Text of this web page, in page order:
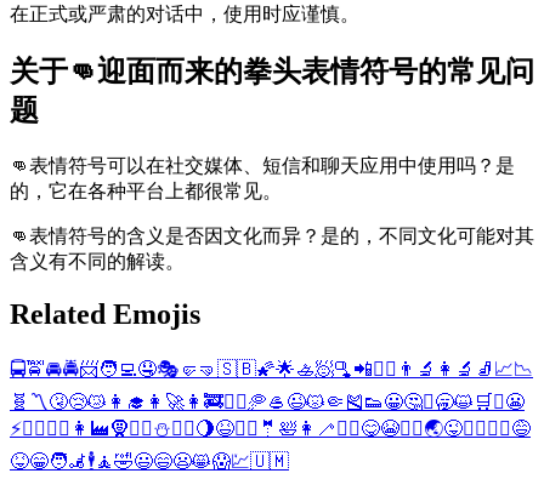
在正式或严肃的对话中，使用时应谨慎。
关于👊迎面而来的拳头表情符号的常见问
题
👊表情符号可以在社交媒体、短信和聊天应用中使用吗？是
的，它在各种平台上都很常见。
👊表情符号的含义是否因文化而异？是的，不同文化可能对其
含义有不同的解读。
Related Emojis
🚍🚖🚘🚔📨🧑‍💻🤤🎭 🤛 🤜 🇸🇧🌠🌟🚣🧖🫗 📲👰‍♀️ 👨‍🔬 👩‍🔬 🧦 📈📉
🧬 〽️🤧😢😿 👩‍🎓 👩‍🚀 👩‍🚒🧍‍♀️🥏🥌 😉😾🤏 🎽👟😀🤔☹️🥱😺 🛒 ♻️😬
⚡🙅‍♀️ 🙆‍♀️ 👩‍🏭🧕🏋️‍♀️⛄🚣‍♂️🌖😆🚣‍♀️ 🤵 🛀 👩‍🦯 👯‍♀️😋😭⛹️‍♂️🌏😜🧖‍♂️ 🧖‍♀️😅
😝😁🧑‍🦼🕴️🧘🤣😃😄😦😸😱💹🇺🇲